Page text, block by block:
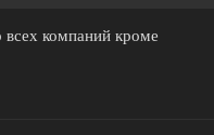
компаний кроме